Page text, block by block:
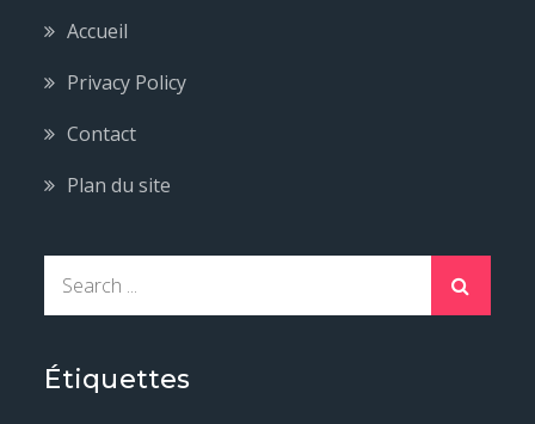
Accueil
Privacy Policy
Contact
Plan du site
r
Étiquettes